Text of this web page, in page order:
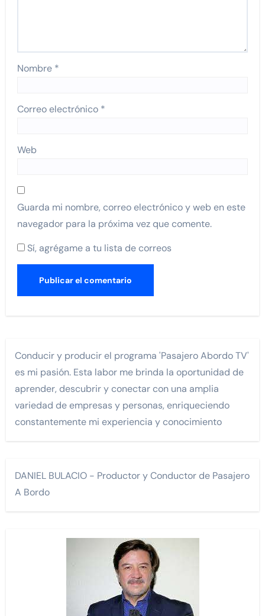
Nombre *
Correo electrónico *
Web
Guarda mi nombre, correo electrónico y web en este
navegador para la próxima vez que comente.
Sí, agrégame a tu lista de correos
Conducir y producir el programa 'Pasajero Abordo TV'
es mi pasión. Esta labor me brinda la oportunidad de
aprender, descubrir y conectar con una amplia
variedad de empresas y personas, enriqueciendo
constantemente mi experiencia y conocimiento
DANIEL BULACIO - Productor y Conductor de Pasajero
A Bordo